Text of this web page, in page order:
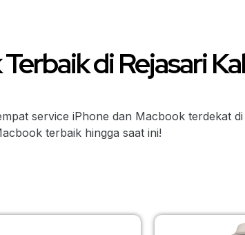
di Rejasari
service iPhone dan Macbook terdekat di
terbaik hingga saat ini!